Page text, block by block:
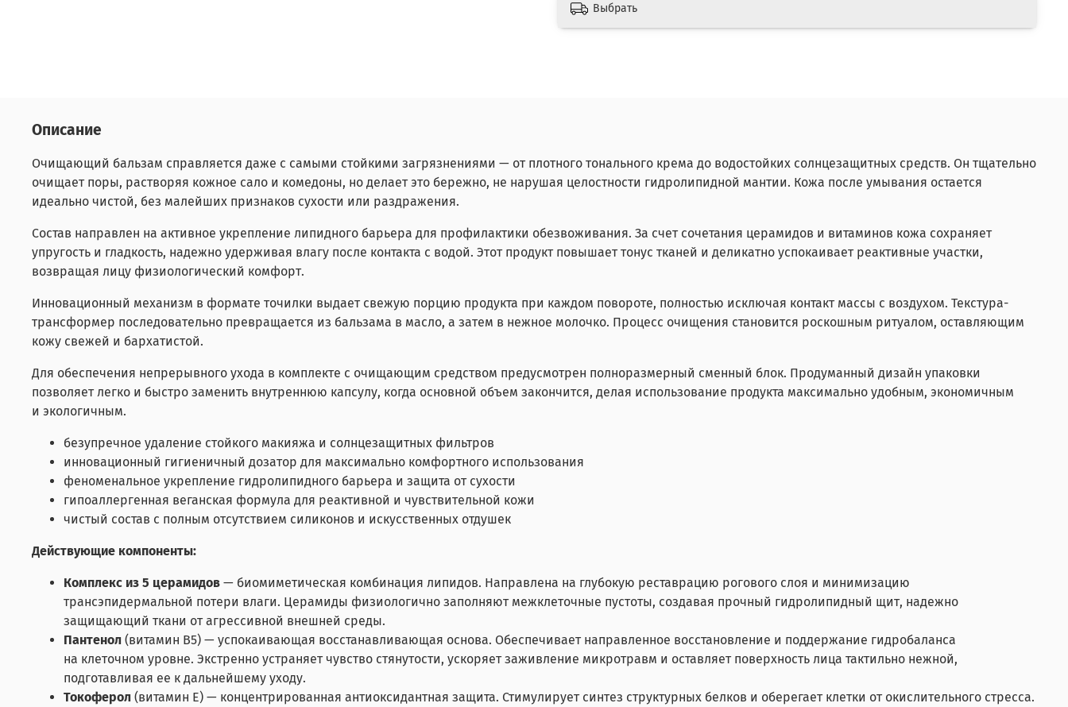
Выбрать
Описание
Очищающий бальзам справляется даже с самыми стойкими загрязнениями — от плотного тонального крема до водостойких солнцезащитных средств. Он тщательно
очищает поры, растворяя кожное сало и комедоны, но делает это бережно, не нарушая целостности гидролипидной мантии. Кожа после умывания остается
идеально чистой, без малейших признаков сухости или раздражения.
Состав направлен на активное укрепление липидного барьера для профилактики обезвоживания. За счет сочетания церамидов и витаминов кожа сохраняет
упругость и гладкость, надежно удерживая влагу после контакта с водой. Этот продукт повышает тонус тканей и деликатно успокаивает реактивные участки,
возвращая лицу физиологический комфорт.
Инновационный механизм в формате точилки выдает свежую порцию продукта при каждом повороте, полностью исключая контакт массы с воздухом. Текстура-
трансформер последовательно превращается из бальзама в масло, а затем в нежное молочко. Процесс очищения становится роскошным ритуалом, оставляющим
кожу свежей и бархатистой.
Для обеспечения непрерывного ухода в комплекте с очищающим средством предусмотрен полноразмерный сменный блок. Продуманный дизайн упаковки
позволяет легко и быстро заменить внутреннюю капсулу, когда основной объем закончится, делая использование продукта максимально удобным, экономичным
и экологичным.
безупречное удаление стойкого макияжа и солнцезащитных фильтров
инновационный гигиеничный дозатор для максимально комфортного использования
феноменальное укрепление гидролипидного барьера и защита от сухости
гипоаллергенная веганская формула для реактивной и чувствительной кожи
чистый состав с полным отсутствием силиконов и искусственных отдушек
Действующие компоненты:
Комплекс из 5 церамидов — биомиметическая комбинация липидов. Направлена на глубокую реставрацию рогового слоя и минимизацию
трансэпидермальной потери влаги. Церамиды физиологично заполняют межклеточные пустоты, создавая прочный гидролипидный щит, надежно
защищающий ткани от агрессивной внешней среды.
Пантенол (витамин B5) — успокаивающая восстанавливающая основа. Обеспечивает направленное восстановление и поддержание гидробаланса
на клеточном уровне. Экстренно устраняет чувство стянутости, ускоряет заживление микротравм и оставляет поверхность лица тактильно нежной,
подготавливая ее к дальнейшему уходу.
Токоферол (витамин E) — концентрированная антиоксидантная защита. Стимулирует синтез структурных белков и оберегает клетки от окислительного стресса.